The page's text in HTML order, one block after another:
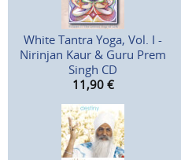
White Tantra Yoga, Vol. I -
Nirinjan Kaur & Guru Prem
Singh CD
11,90 €